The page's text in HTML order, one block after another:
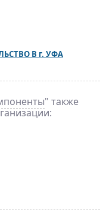
В г. УФА
" также